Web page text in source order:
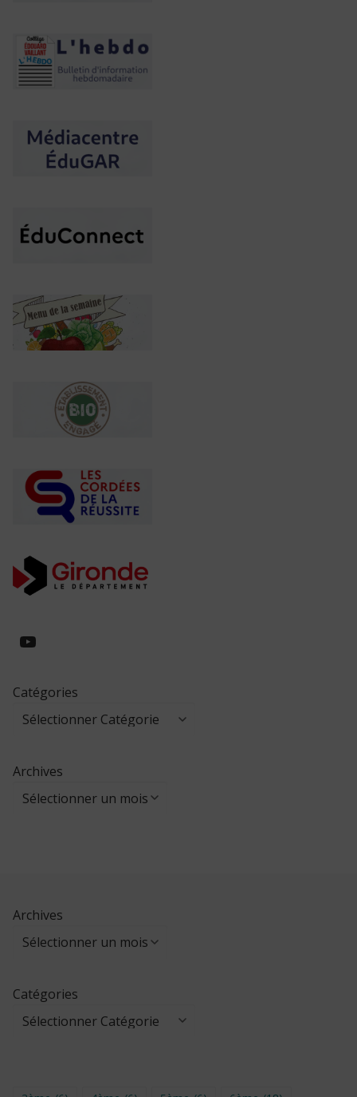
https://www.youtube.com/
Catégories
Archives
Archives
Catégories